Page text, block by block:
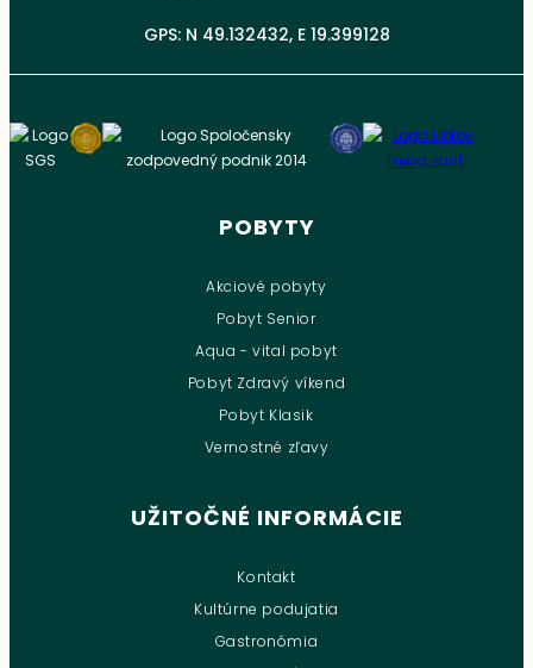
GPS: N 49.132432, E 19.399128
POBYTY
Akciové pobyty
Pobyt Senior
Aqua - vital pobyt
Pobyt Zdravý víkend
Pobyt Klasik
Vernostné zľavy
UŽITOČNÉ INFORMÁCIE
Kontakt
Kultúrne podujatia
Gastronómia